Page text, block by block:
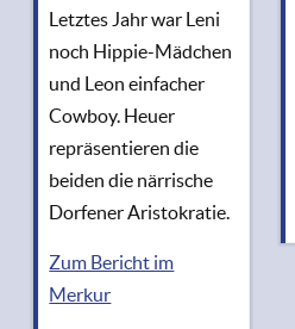
Letztes Jahr war Leni
noch Hippie-Mädchen
und Leon einfacher
Cowboy. Heuer
repräsentieren die
beiden die närrische
Dorfener Aristokratie.
Zum Bericht im
Merkur